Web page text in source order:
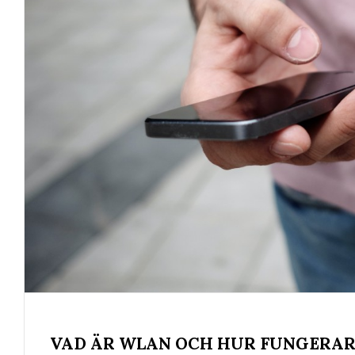
VAD ÄR WLAN OCH HUR